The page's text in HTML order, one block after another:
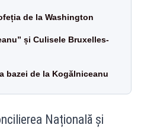
de la Washington
și Culisele Bruxelles-
bazei de la Kogălniceanu
Națională și